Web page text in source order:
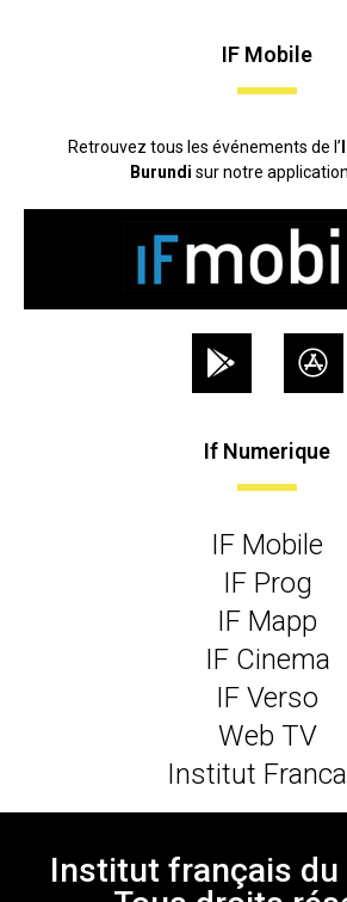
IF Mobile
Retrouvez tous les événements de l’
Burundi sur notre
If Numerique
IF Mobile
IF Prog
IF Mapp
IF Cinema
IF Verso
Web TV
Institut
Institut français du